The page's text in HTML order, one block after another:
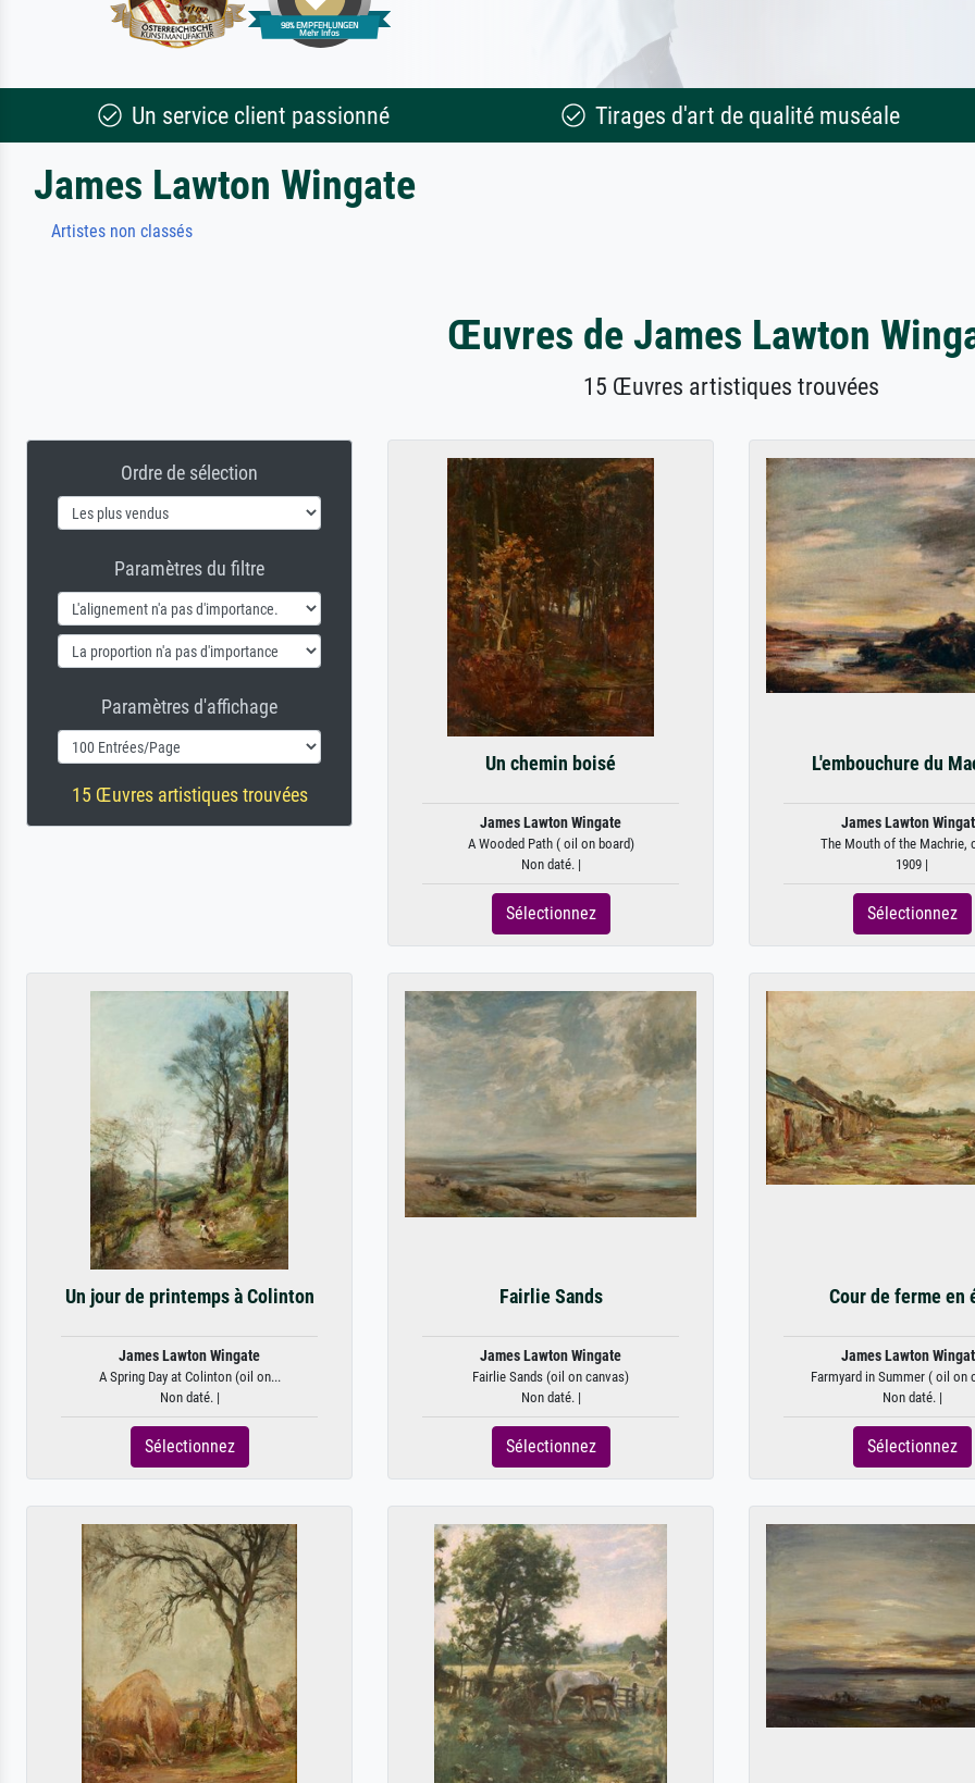
Un service client passionné Tirages d'art de qualité muséale
James Lawton Wingate
Artistes non classés
Œuvres de James Lawton
15 Œuvres artistiques trouvées
Ordre de sélection
Paramètres du filtre
Paramètres d'affichage
15 Œuvres artistiques trouvées
Un chemin boisé
James Lawton Wingate
A Wooded Path ( oil on board)
Non daté. |
Sélectionnez
L'embouchure du
James Lawton
The Mouth of the Machrie,
1909 |
Sélectionnez
Un jour de printemps à Colinton
James Lawton Wingate
A Spring Day at Colinton (oil on...
Non daté. |
Sélectionnez
Fairlie Sands
James Lawton Wingate
Fairlie Sands (oil on canvas)
Non daté. |
Sélectionnez
Cour de ferme en
James Lawton
Farmyard in Summer ( oil on
Non daté. |
Sélectionnez